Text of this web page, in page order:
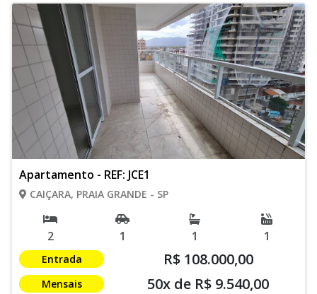
Apartamento - REF: JCE1
CAIÇARA, PRAIA GRANDE - SP
2 1 1 1
Entrada R$ 108.000,00
Mensais 50x de R$ 9.540,00